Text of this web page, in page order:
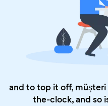
and to top it off,
the-clock, and so